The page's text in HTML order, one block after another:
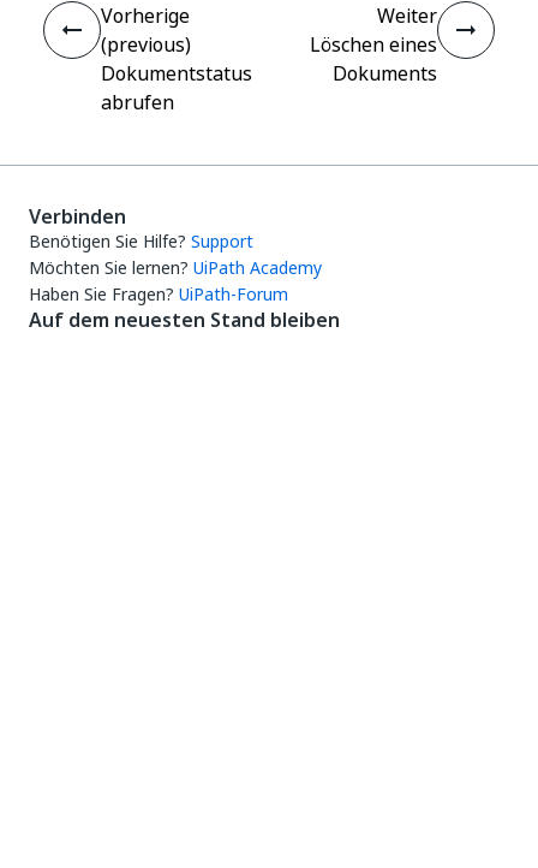
Vorherige
(previous)
Dokumentstatus
abrufen
Weiter
Löschen eines
Dokuments
Verbinden
Benötigen Sie Hilfe? Support
Möchten Sie lernen? UiPath Academy
Haben Sie Fragen? UiPath-Forum
Auf dem neuesten Stand bleiben